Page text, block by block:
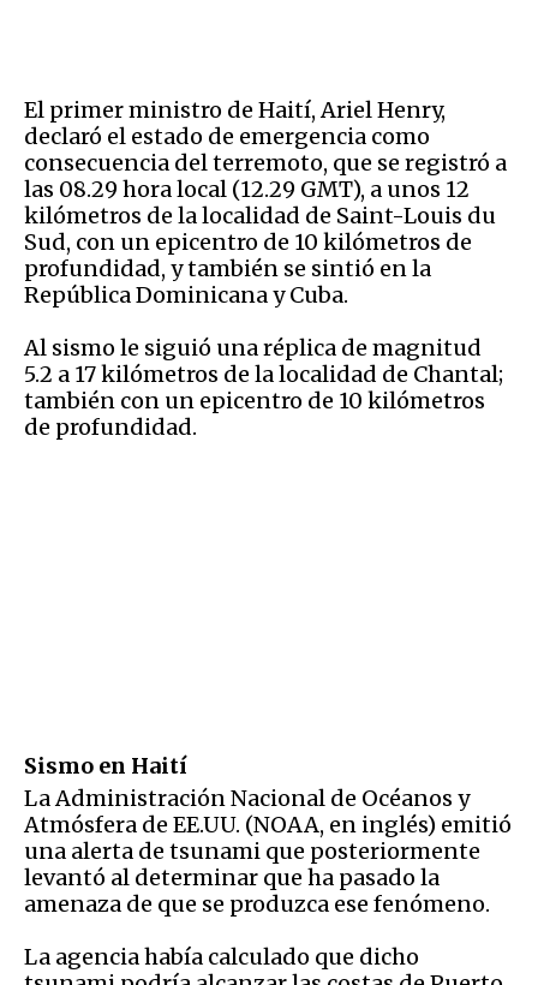
El primer ministro de Haití, Ariel Henry,
declaró el estado de emergencia como
consecuencia del terremoto, que se registró a
las 08.29 hora local (12.29 GMT), a unos 12
kilómetros de la localidad de Saint-Louis du
Sud, con un epicentro de 10 kilómetros de
profundidad, y también se sintió en la
República Dominicana y Cuba.
Al sismo le siguió una réplica de magnitud
5.2 a 17 kilómetros de la localidad de Chantal;
también con un epicentro de 10 kilómetros
de profundidad.
Sismo en Haití
La Administración Nacional de Océanos y
Atmósfera de EE.UU. (NOAA, en inglés) emitió
una alerta de tsunami que posteriormente
levantó al determinar que ha pasado la
amenaza de que se produzca ese fenómeno.
La agencia había calculado que dicho